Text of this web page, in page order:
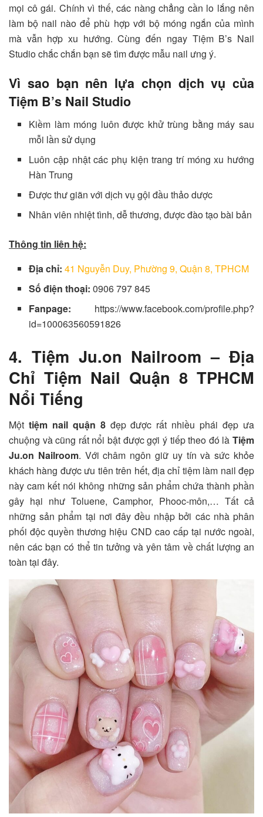
mọi cô gái. Chính vì thế, các nàng chẳng cần lo lắng nên
làm bộ nail nào để phù hợp với bộ móng ngắn của mình
mà vẫn hợp xu hướng. Cùng đến ngay Tiệm B’s Nail
Studiochắc chắn bạn sẽ tìm được mẫu nail ưng ý.
Vì sao bạn nên lựa chọn dịch vụ của
Tiệm B’s Nail Studio
Kiềm làm móng luôn được khử trùng bằng máy sau
mỗi lần sử dụng
Luôn cập nhật các phụ kiện trang trí móng xu hướng
Hàn Trung
Được thư giãn với dịch vụ gội đầu thảo dược
Nhân viên nhiệt tình, dễ thương, được đào tạo bài bản
Thông tin liên hệ:
Địa chỉ: 41 Nguyễn Duy, Phường 9, Quận 8, TPHCM
Số điện thoại: 0906 797 845
Fanpage: https://www.facebook.com/profile.php?
id=100063560591826
4. Tiệm Ju.on Nailroom – Địa
Chỉ Tiệm Nail Quận 8 TPHCM
Nổi Tiếng
Một tiệm nail quận 8 đẹp được rất nhiều phái đẹp ưa
chuộng và cũng rất nổi bật được gợi ý tiếp theo đó là Tiệm
Ju.on Nailroom. Với châm ngôn giữ uy tín và sức khỏe
khách hàng được ưu tiên trên hết, địa chỉ tiệm làm nail đẹp
này cam kết nói không những sản phẩm chứa thành phần
gây hại như Toluene, Camphor, Phooc-môn,… Tất cả
những sản phẩm tại nơi đây đều nhập bởi các nhà phân
phối độc quyền thương hiệu CND cao cấp tại nước ngoài,
nên các bạn có thể tin tưởng và yên tâm về chất lượng an
toàn tại đây.